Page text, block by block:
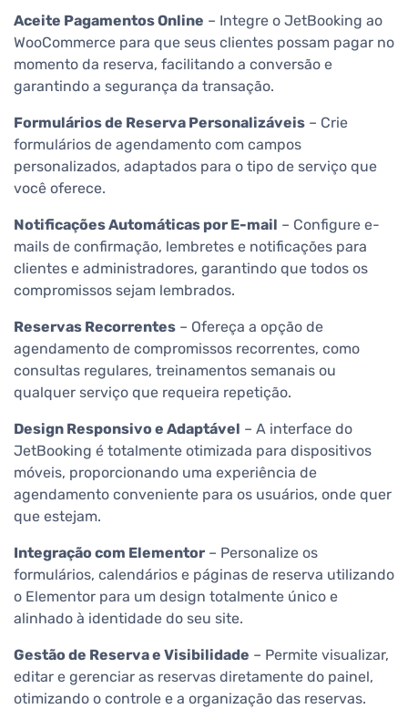
Aceite Pagamentos Online – Integre o JetBooking ao
WooCommerce para que seus clientes possam pagar no
momento da reserva, facilitando a conversão e
garantindo a segurança da transação.
Formulários de Reserva Personalizáveis – Crie
formulários de agendamento com campos
personalizados, adaptados para o tipo de serviço que
você oferece.
Notificações Automáticas por E-mail – Configure e-
mails de confirmação, lembretes e notificações para
clientes e administradores, garantindo que todos os
compromissos sejam lembrados.
Reservas Recorrentes – Ofereça a opção de
agendamento de compromissos recorrentes, como
consultas regulares, treinamentos semanais ou
qualquer serviço que requeira repetição.
Design Responsivo e Adaptável – A interface do
JetBooking é totalmente otimizada para dispositivos
móveis, proporcionando uma experiência de
agendamento conveniente para os usuários, onde quer
que estejam.
Integração com Elementor – Personalize os
formulários, calendários e páginas de reserva utilizando
o Elementor para um design totalmente único e
alinhado à identidade do seu site.
Gestão de Reserva e Visibilidade – Permite visualizar,
editar e gerenciar as reservas diretamente do painel,
otimizando o controle e a organização das reservas.